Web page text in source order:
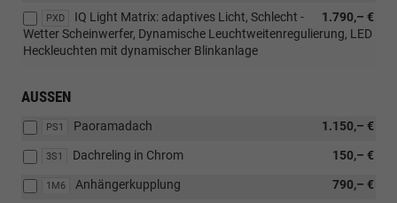
PXD 1.790,– €
IQ Light Matrix: adaptives Licht, Schlecht -
Wetter Scheinwerfer, Dynamische Leuchtweitenregulierung, LED
Heckleuchten mit dynamischer Blinkanlage
AUSSEN
PS1 1.150,– €
Paoramadach
3S1 150,– €
Dachreling in Chrom
1M6 790,– €
Anhängerkupplung